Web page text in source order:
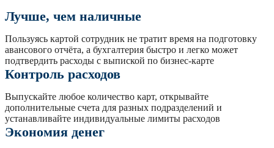
Лучше, чем наличные
Пользуясь картой сотрудник не тратит время на подготовку
авансового отчёта, а бухгалтерия быстро и легко может
подтвердить расходы с выпиской по бизнес-карте
Контроль расходов
Выпускайте любое количество карт, открывайте
дополнительные счета для разных подразделений и
устанавливайте индивидуальные лимиты расходов
Экономия денег